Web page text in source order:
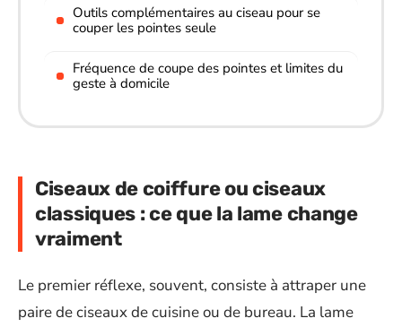
Outils complémentaires au ciseau pour se
couper les pointes seule
Fréquence de coupe des pointes et limites du
geste à domicile
Ciseaux de coiffure ou ciseaux
classiques : ce que la lame change
vraiment
Le premier réflexe, souvent, consiste à attraper une
paire de ciseaux de cuisine ou de bureau. La lame